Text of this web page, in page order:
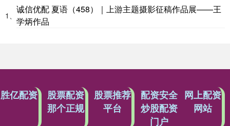
1、
诚信优配 夏语（458）｜上游主题摄影征稿作品展——王
学炳作品
胜亿配资
股票配资
那个正规
股票推荐
平台
配资安全
炒股配资
门户
网上配资
网站